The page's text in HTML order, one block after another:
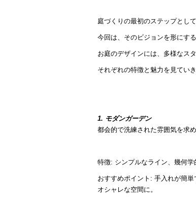
庭づくりの最初のステップとし
今回は、そのビジョンを形にす
お庭のデザインには、多様なス
それぞれの特徴と魅力を見てい
1. モダンガーデン
都会的で洗練された雰囲気を求
特徴: シンプルなライン、幾何学
おすすめポイント: 手入れが簡
オシャレな空間に。